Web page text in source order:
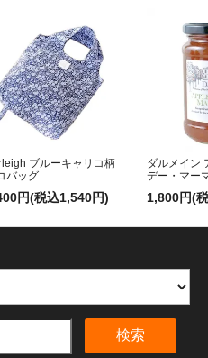
ブルーキャリコ柄
バッグ
円(税込1,540円)
ダルメイン
デー・マー
1,800円(
検索